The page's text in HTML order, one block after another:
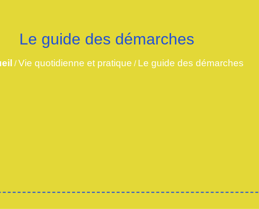
Le guide des démarches
/Vie quotidienne et pratique / Le guide des démarches